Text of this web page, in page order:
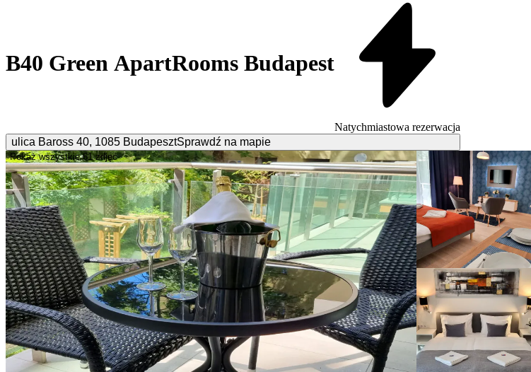
B40 Green ApartRooms Budapest
Natychmiastowa rezerwacja
ulica Baross 40, 1085 BudapesztSprawdź na mapie
Pokaż wszystkie 61 zdjęć